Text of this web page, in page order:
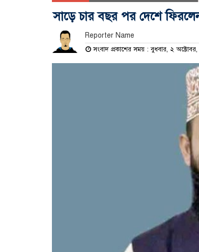
সাড়ে চার বছর পর দেশে
Reporter Name
সংবাদ প্রকাশের সময় : বুধবার, ২